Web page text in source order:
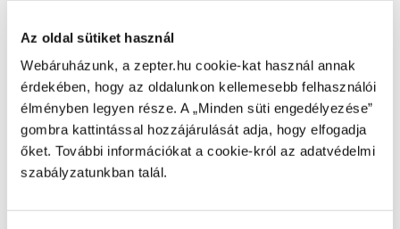
Az oldal sütiket használ
Webáruházunk, a zepter.hu cookie-kat használ annak
érdekében, hogy az oldalunkon kellemesebb felhasználói
élményben legyen része. A „Minden süti engedélyezése”
gombra kattintással hozzájárulását adja, hogy elfogadja
őket. További információkat a cookie-król az adatvédelmi
szabályzatunkban talál.
BL-001-01
TERMÉK NEVE
Fedő, mérőedény és gumitömítés nélkül, BL-001
ArtMix
BRUTTÓ TÖMEG [KG]